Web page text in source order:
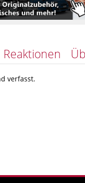
Reaktionen
verfasst.